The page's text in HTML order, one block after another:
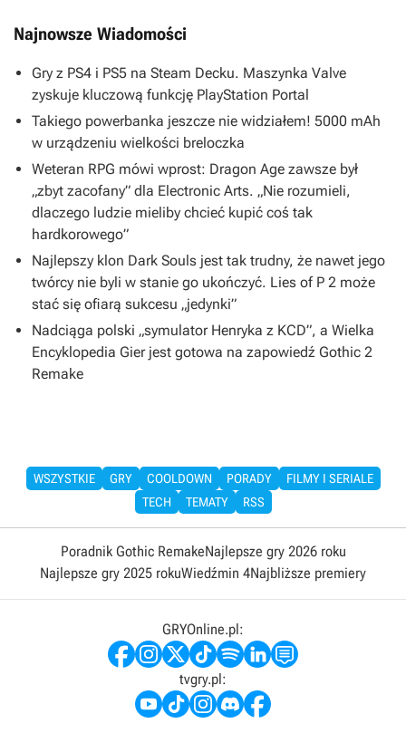
Najnowsze Wiadomości
Gry z PS4 i PS5 na Steam Decku. Maszynka Valve
zyskuje kluczową funkcję PlayStation Portal
Takiego powerbanka jeszcze nie widziałem! 5000 mAh
w urządzeniu wielkości breloczka
Weteran RPG mówi wprost: Dragon Age zawsze był
„zbyt zacofany” dla Electronic Arts. „Nie rozumieli,
dlaczego ludzie mieliby chcieć kupić coś tak
hardkorowego”
Najlepszy klon Dark Souls jest tak trudny, że nawet jego
twórcy nie byli w stanie go ukończyć. Lies of P 2 może
stać się ofiarą sukcesu „jedynki”
Nadciąga polski „symulator Henryka z KCD”, a Wielka
Encyklopedia Gier jest gotowa na zapowiedź Gothic 2
Remake
WSZYSTKIE GRY COOLDOWN PORADY
FILMY I SERIALE
TECH
TEMATY RSS
Poradnik Gothic RemakeNajlepsze gry 2026 roku
Najlepsze gry 2025 rokuWiedźmin 4Najbliższe premiery
GRYOnline.pl:
tvgry.pl: